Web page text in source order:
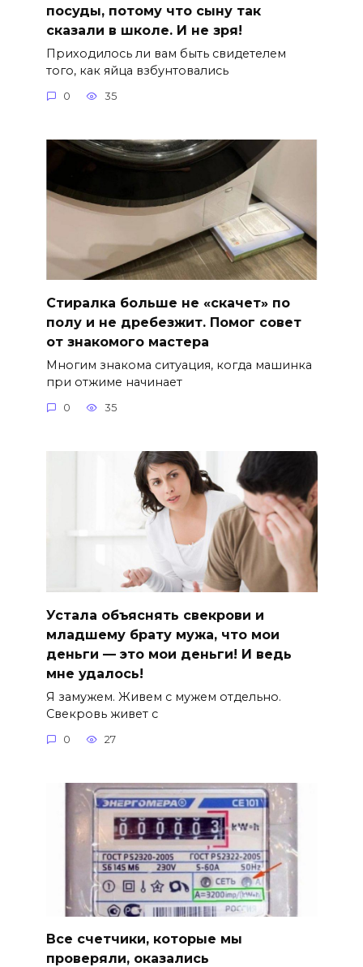
посуды, потому что сыну так
сказали в школе. И не зря!
Приходилось ли вам быть свидетелем
того, как яйца взбунтовались
0 35
Стиралка больше не «скачет» по
полу и не дребезжит. Помог совет
от знакомого мастера
Многим знакома ситуация, когда машинка
при отжиме начинает
0 35
Устала объяснять свекрови и
младшему брату мужа, что мои
деньги — это мои деньги! И ведь
мне удалось!
Я замужем. Живем с мужем отдельно.
Свекровь живет с
0 27
Все счетчики, которые мы
проверяли, оказались